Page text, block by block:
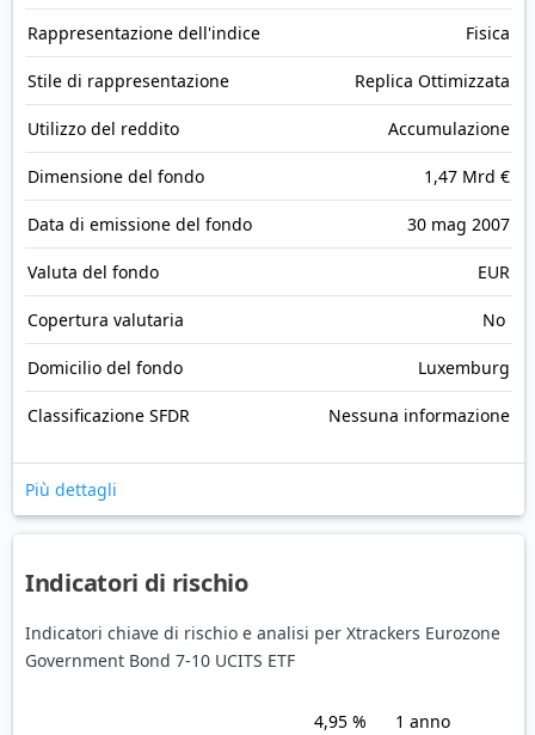
Rappresentazione dell'indice Fisica
Stile di rappresentazione Replica Ottimizzata
Utilizzo del reddito Accumulazione
Dimensione del fondo 1,47 Mrd €
Data di emissione del fondo 30 mag 2007
Valuta del fondo EUR
Copertura valutaria No
Domicilio del fondo Luxemburg
Classificazione SFDR Nessuna informazione
Più dettagli
Indicatori di rischio
Indicatori chiave di rischio e analisi per Xtrackers Eurozone
Government Bond 7-10 UCITS ETF
4,95 %
1 anno